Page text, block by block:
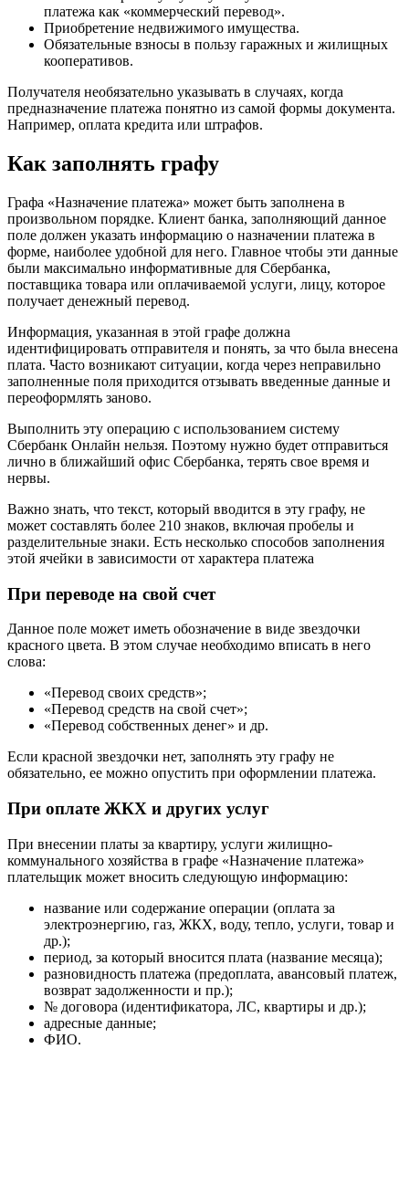
платежа как «коммерческий перевод».
Приобретение недвижимого имущества.
Обязательные взносы в пользу гаражных и жилищных
кооперативов.
Получателя необязательно указывать в случаях, когда
предназначение платежа понятно из самой формы документа.
Например, оплата кредита или штрафов.
Как заполнять графу
Графа «Назначение платежа» может быть заполнена в
произвольном порядке. Клиент банка, заполняющий данное
поле должен указать информацию о назначении платежа в
форме, наиболее удобной для него. Главное чтобы эти данные
были максимально информативные для Сбербанка,
поставщика товара или оплачиваемой услуги, лицу, которое
получает денежный перевод.
Информация, указанная в этой графе должна
идентифицировать отправителя и понять, за что была внесена
плата. Часто возникают ситуации, когда через неправильно
заполненные поля приходится отзывать введенные данные и
переоформлять заново.
Выполнить эту операцию с использованием систему
Сбербанк Онлайн нельзя. Поэтому нужно будет отправиться
лично в ближайший офис Сбербанка, терять свое время и
нервы.
Важно знать, что текст, который вводится в эту графу, не
может составлять более 210 знаков, включая пробелы и
разделительные знаки. Есть несколько способов заполнения
этой ячейки в зависимости от характера платежа
При переводе на свой счет
Данное поле может иметь обозначение в виде звездочки
красного цвета. В этом случае необходимо вписать в него
слова:
«Перевод своих средств»;
«Перевод средств на свой счет»;
«Перевод собственных денег» и др.
Если красной звездочки нет, заполнять эту графу не
обязательно, ее можно опустить при оформлении платежа.
При оплате ЖКХ и других услуг
При внесении платы за квартиру, услуги жилищно-
коммунального хозяйства в графе «Назначение платежа»
плательщик может вносить следующую информацию:
название или содержание операции (оплата за
электроэнергию, газ, ЖКХ, воду, тепло, услуги, товар и
др.);
период, за который вносится плата (название месяца);
разновидность платежа (предоплата, авансовый платеж,
возврат задолженности и пр.);
№ договора (идентификатора, ЛС, квартиры и др.);
адресные данные;
ФИО.